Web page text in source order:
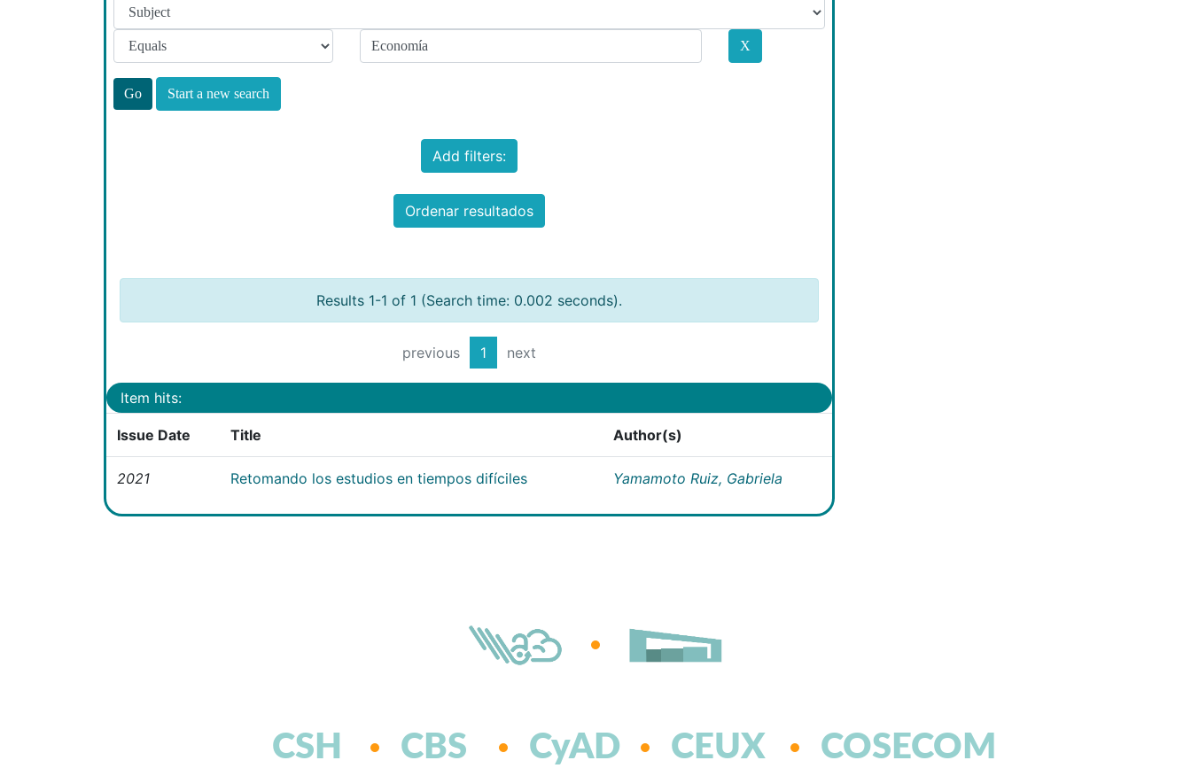
Start a new search
Add filters:
Ordenar resultados
Results 1-1 of 1 (Search time: 0.002 seconds).
previous 1 next
Item hits:
Issue Date Title Author(s)
2021 Retomando los estudios en tiempos difíciles Yamamoto Ruiz, Gabriela
CSH CBS CyAD CEUX COSECOM